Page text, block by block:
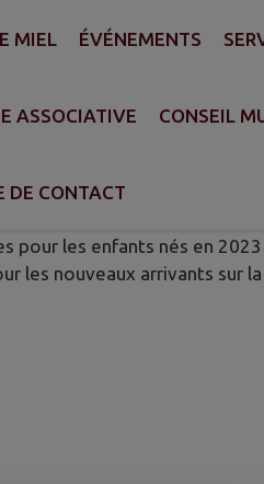
MIEL ÉVÉNEMENTS
ASSOCIATIVE CONSEIL
DE CONTACT
pour les enfants nés en
les nouveaux arrivants sur